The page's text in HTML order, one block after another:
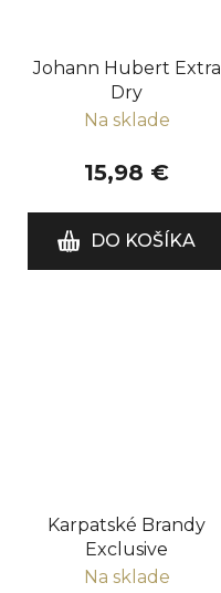
Johann Hubert Extra
Dry
Na sklade
15,98 €
DO KOŠÍKA
Karpatské Brandy
Exclusive
Na sklade